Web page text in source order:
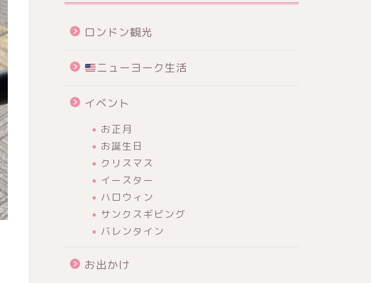
ロンドン観光
ニューヨーク生活
イベント
お正月
お誕生日
クリスマス
イースター
ハロウィン
サンクスギビング
バレンタイン
お出かけ